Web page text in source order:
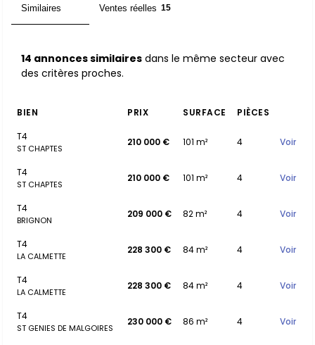
Similaires Ventes réelles 15
14 annonces similaires dans le même secteur avec
des critères proches.
BIEN PRIX SURFACE
PIÈCES
T4
ST CHAPTES
210 000 € 101 m² 4 Voir
T4
ST CHAPTES
210 000 € 101 m² 4 Voir
T4
BRIGNON
209 000 € 82 m² 4 Voir
T4
LA CALMETTE
228 300 € 84 m² 4 Voir
T4
LA CALMETTE
228 300 € 84 m² 4 Voir
T4
ST GENIES DE MALGOIRES
230 000 € 86 m² 4 Voir